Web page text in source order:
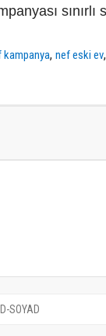
kampanya,nef eski ev